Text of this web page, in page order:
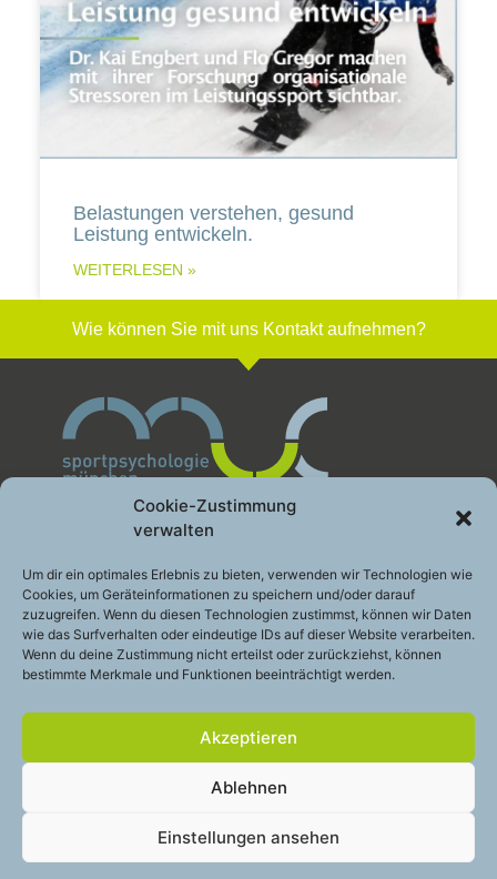
Cookie-Zustimmung
verwalten
Um dir ein optimales Erlebnis zu bieten, verwenden wir Technologien wie
Cookies, um Geräteinformationen zu speichern und/oder darauf
zuzugreifen. Wenn du diesen Technologien zustimmst, können wir Daten
wie das Surfverhalten oder eindeutige IDs auf dieser Website verarbeiten.
Wenn du deine Zustimmung nicht erteilst oder zurückziehst, können
bestimmte Merkmale und Funktionen beeinträchtigt werden.
Akzeptieren
Ablehnen
Einstellungen ansehen
Belastungen verstehen, gesund
Leistung entwickeln.
WEITERLESEN »
Wie können Sie mit uns Kontakt aufnehmen?
Sportpsychologie München GbR
Leistung gesund entwickeln
Engelhardstraße 10a
81369 München